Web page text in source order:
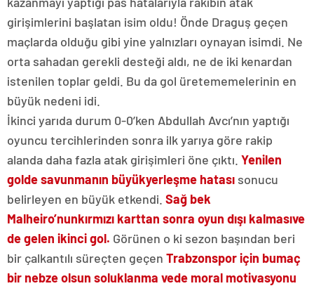
girişimlerini başlatan isim oldu! Önde Draguş geçen
maçlarda olduğu gibi yine yalnızları oynayan isimdi. Ne
orta sahadan gerekli desteği aldı, ne de iki kenardan
istenilen toplar geldi. Bu da gol üretememelerinin en
büyük nedeni idi.
İkinci yarıda durum 0-0’ken Abdullah Avcı’nın yaptığı
oyuncu tercihlerinden sonra ilk yarıya göre rakip
alanda daha fazla atak girişimleri öne çıktı. Yenilen
golde savunmanın büyükyerleşme hatası sonucu
belirleyen en büyük etkendi. Sağ bek
Malheiro’nunkırmızı karttan sonra oyun dışı kalmasıve
de gelen ikinci gol. Görünen o ki sezon başından beri
bir çalkantılı süreçten geçen Trabzonspor için bumaç
bir nebze olsun soluklanma vede moral motivasyonu